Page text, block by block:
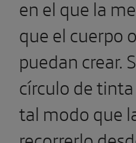
en el que la
que el cuerpo
puedan crear.
círculo de
tal modo que